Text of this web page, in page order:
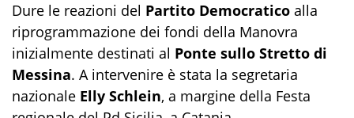
Dure le reazioni del Partito Democratico alla
riprogrammazione dei fondi della Manovra
inizialmente destinati al Ponte sullo Stretto di
Messina. A intervenire è stata la segretaria
nazionale Elly Schlein, a margine della Festa